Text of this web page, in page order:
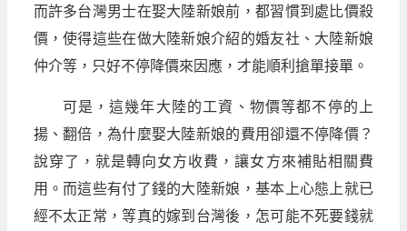
而許多台灣男士在娶大陸新娘前，都習慣到處比價殺
價，使得這些在做大陸新娘介紹的婚友社、大陸新娘
仲介等，只好不停降價來因應，才能順利搶單接單。
可是，這幾年大陸的工資、物價等都不停的上
揚、翻倍，為什麼娶大陸新娘的費用卻還不停降價？
說穿了，就是轉向女方收費，讓女方來補貼相關費
用。而這些有付了錢的大陸新娘，基本上心態上就已
經不太正常，等真的嫁到台灣後，怎可能不死要錢就